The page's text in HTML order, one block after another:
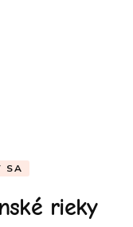
SA
rieky